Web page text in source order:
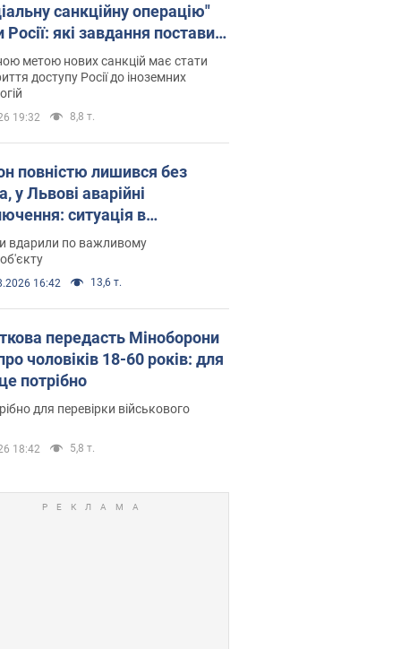
санкційну операцію"
Росії: які завдання поставив
Фото
метою нових санкцій має стати
доступу Росії до іноземних
19:32 8,8 т.
повністю лишився без
у Львові аварійні
ситуація в
6 серпня
вдарили по важливому
16:42 13,6 т.
передасть Міноборони
чоловіків 18-60 років: для
потрібно
для перевірки військового
18:42 5,8 т.